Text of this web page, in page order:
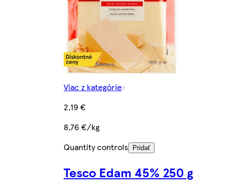
Viac z kategórie
2,19 €
8,76 €/kg
Quantity controls
Pridať
Tesco Edam 45% 250 g